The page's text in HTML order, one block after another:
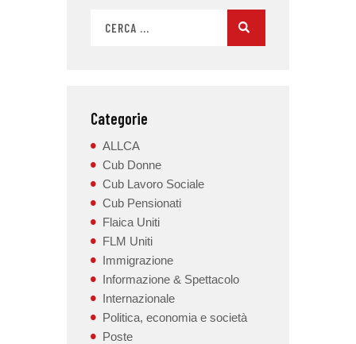
Categorie
ALLCA
Cub Donne
Cub Lavoro Sociale
Cub Pensionati
Flaica Uniti
FLM Uniti
Immigrazione
Informazione & Spettacolo
Internazionale
Politica, economia e società
Poste